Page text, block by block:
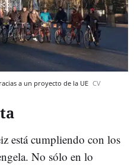
a un proyecto de la UE CV
está cumpliendo con los
No sólo en lo